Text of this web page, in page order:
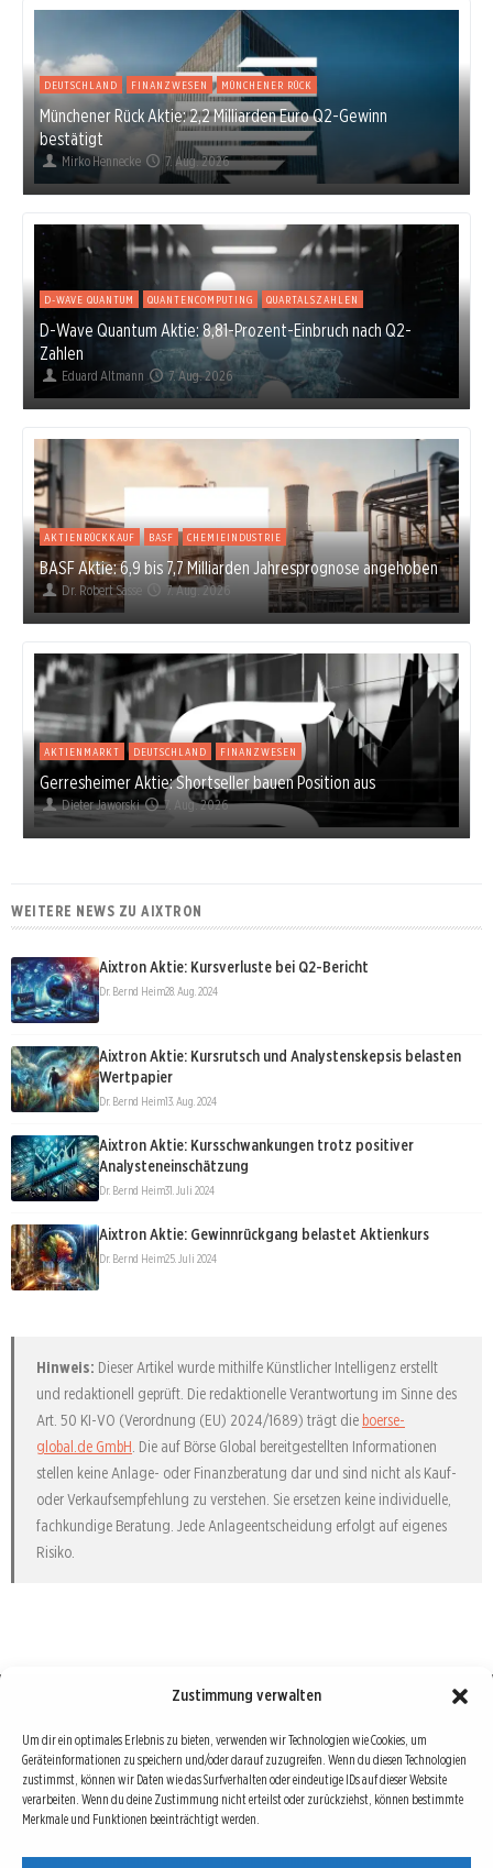
Zustimmung verwalten
Um dir ein optimales Erlebnis zu bieten, verwenden wir Technologien wie Cookies, um
Geräteinformationen zu speichern und/oder darauf zuzugreifen. Wenn du diesen Technologien
zustimmst, können wir Daten wie das Surfverhalten oder eindeutige IDs auf dieser Website
verarbeiten. Wenn du deine Zustimmung nicht erteilst oder zurückziehst, können bestimmte
Merkmale und Funktionen beeinträchtigt werden.
DEUTSCHLAND FINANZWESEN MÜNCHENER RÜCK
Münchener Rück Aktie: 2,2 Milliarden Euro Q2-Gewinn
bestätigt
Mirko Hennecke 7. Aug. 2026
D-WAVE QUANTUM QUANTENCOMPUTING QUARTALSZAHLEN
D-Wave Quantum Aktie: 8,81-Prozent-Einbruch nach Q2-
Zahlen
Eduard Altmann 7. Aug. 2026
AKTIENRÜCKKAUF BASF CHEMIEINDUSTRIE
BASF Aktie: 6,9 bis 7,7 Milliarden Jahresprognose angehoben
Dr. Robert Sasse 7. Aug. 2026
AKTIENMARKT DEUTSCHLAND FINANZWESEN
Gerresheimer Aktie: Shortseller bauen Position aus
Dieter Jaworski 7. Aug. 2026
WEITERE NEWS ZU AIXTRON
Aixtron Aktie: Kursverluste bei Q2-Bericht
Dr. Bernd Heim28. Aug. 2024
Aixtron Aktie: Kursrutsch und Analystenskepsis belasten
Wertpapier
Dr. Bernd Heim13. Aug. 2024
Aixtron Aktie: Kursschwankungen trotz positiver
Analysteneinschätzung
Dr. Bernd Heim31. Juli 2024
Aixtron Aktie: Gewinnrückgang belastet Aktienkurs
Dr. Bernd Heim25. Juli 2024
Hinweis: Dieser Artikel wurde mithilfe Künstlicher Intelligenz erstellt
und redaktionell geprüft. Die redaktionelle Verantwortung im Sinne des
Art. 50 KI-VO (Verordnung (EU) 2024/1689) trägt die boerse-
global.de GmbH. Die auf Börse Global bereitgestellten Informationen
stellen keine Anlage- oder Finanzberatung dar und sind nicht als Kauf-
oder Verkaufsempfehlung zu verstehen. Sie ersetzen keine individuelle,
fachkundige Beratung. Jede Anlageentscheidung erfolgt auf eigenes
Risiko.
Börse : lokal, international, global
Erfolgreiche Börsengeschäfte bedingen vor allem drei Dinge: Verlässliche Informationen,
richtige Interpretationen und unabhängige Informationsquellen. Diese drei Bausteine sind
auch die redaktionelle Leitlinie von Börse Global.
Hinter Börse Global steht ein Team von erfahrenen Finanzjournalisten, die zum Teil schon